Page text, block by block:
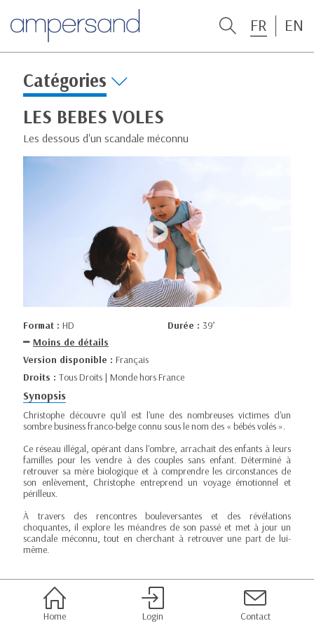
FR EN
Catégories
LES BEBES VOLES
Les dessous d'un scandale méconnu
Format : HD Durée : 39’
Moins de détails
Version disponible : Français
Droits : Tous Droits | Monde hors France
Synopsis
Christophe découvre qu'il est l'une des nombreuses victimes d'un
sombre business franco-belge connu sous le nom des « bébés volés ».
Ce réseau illégal, opérant dans l'ombre, arrachait des enfants à leurs
familles pour les vendre à des couples sans enfant. Déterminé à
retrouver sa mère biologique et à comprendre les circonstances de
son enlèvement, Christophe entreprend un voyage émotionnel et
périlleux.
À travers des rencontres bouleversantes et des révélations
choquantes, il explore les méandres de son passé et met à jour un
scandale méconnu, tout en cherchant à retrouver une part de lui-
même.
Home Login Contact